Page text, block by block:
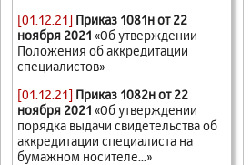
[01.12.21] Приказ 1081н от 22
ноября 2021 «Об утверждении
Положения об аккредитации
специалистов»
[01.12.21] Приказ 1082н от 22
ноября 2021 «Об утверждении
порядка выдачи свидетельства об
аккредитации специалиста на
бумажном носителе...»